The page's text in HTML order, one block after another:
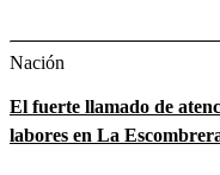
Nación
El fuerte llamado de
labores en La